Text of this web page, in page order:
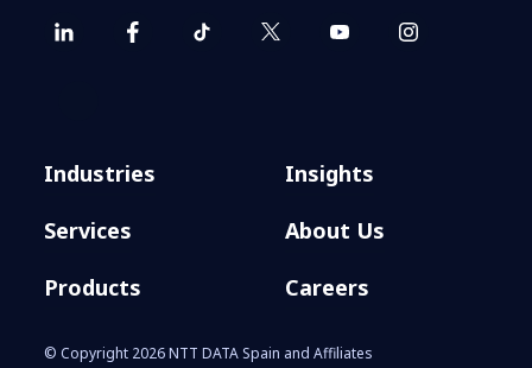
Industries
Services
Products
Insights
About Us
Careers
© Copyright 2026 NTT DATA Spain and Affiliates